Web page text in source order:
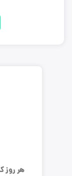
هر روز